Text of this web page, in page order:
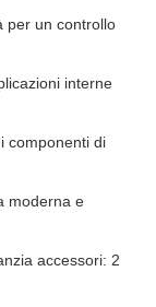
per un controllo
interne
componenti di
moderna e
accessori: 2